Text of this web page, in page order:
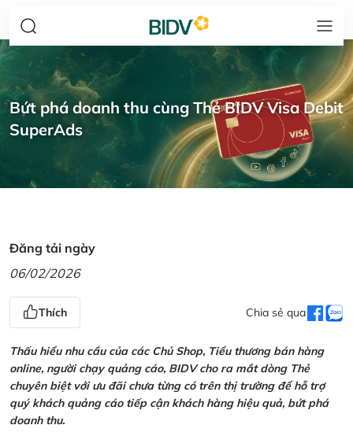
Bứt phá doanh thu cùng Thẻ BIDV Visa Debit
SuperAds
Đăng tải ngày
06/02/2026
Thích Chia sẻ qua
Thấu hiểu nhu cầu của các Chủ Shop, Tiểu thương bán hàng
online, người chạy quảng cáo, BIDV cho ra mắt dòng Thẻ
chuyên biệt với ưu đãi chưa từng có trên thị trường để hỗ trợ
quý khách quảng cáo tiếp cận khách hàng hiệu quả, bứt phá
doanh thu.